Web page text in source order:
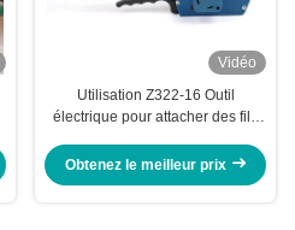
Vidéo
Utilisation Z322-16 Outil
électrique pour attacher des fils
Obtenez le meilleur prix